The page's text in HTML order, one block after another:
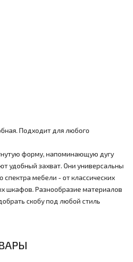
Подходит для любого
форму, напоминающую дугу
удобный захват. Они универсальны
спектра мебели - от классических
шкафов. Разнообразие материалов
скобу под любой стиль